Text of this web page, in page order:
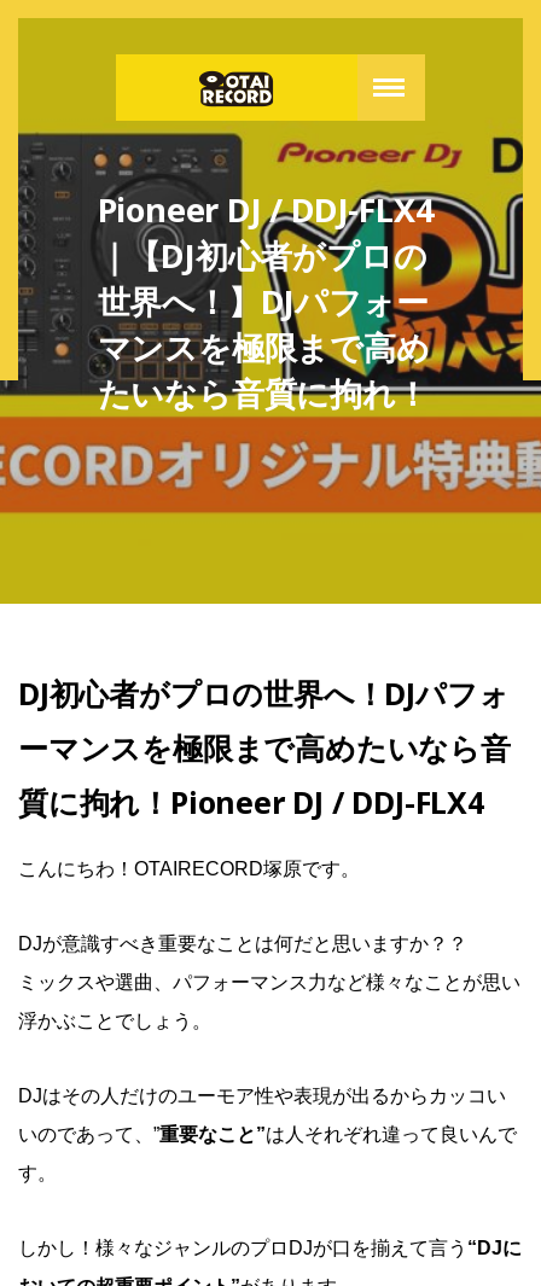
Pioneer DJ / DDJ-FLX4
｜【DJ初心者がプロの
世界へ！】DJパフォー
マンスを極限まで高め
たいなら音質に拘れ！
DJ初心者がプロの世界へ！DJパフォ
ーマンスを極限まで高めたいなら音
質に拘れ！Pioneer DJ / DDJ-FLX4
こんにちわ！OTAIRECORD塚原です。
DJが意識すべき重要なことは何だと思いますか？？
ミックスや選曲、パフォーマンス力など様々なことが思い
浮かぶことでしょう。
DJはその人だけのユーモア性や表現が出るからカッコい
いのであって、”重要なこと”は人それぞれ違って良いんで
す。
しかし！様々なジャンルのプロDJが口を揃えて言う “DJに